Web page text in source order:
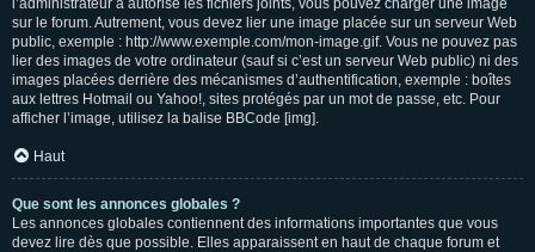
l’administrateur a autorisé les fichiers joints, vous pouvez charger une image
sur le forum. Autrement, vous devez lier une image placée sur un serveur Web
public, exemple : http://www.exemple.com/mon-image.gif. Vous ne pouvez pas
lier des images de votre ordinateur (sauf si c’est un serveur Web public) ni des
images placées derrière des mécanismes d’authentification, exemple : boîtes
aux lettres Hotmail ou Yahoo!, sites protégés par un mot de passe, etc. Pour
afficher l’image, utilisez la balise BBCode [img].
Haut
Que sont les annonces globales ?
Les annonces globales contiennent des informations importantes que vous
devez lire dès que possible. Elles apparaissent en haut de chaque forum et